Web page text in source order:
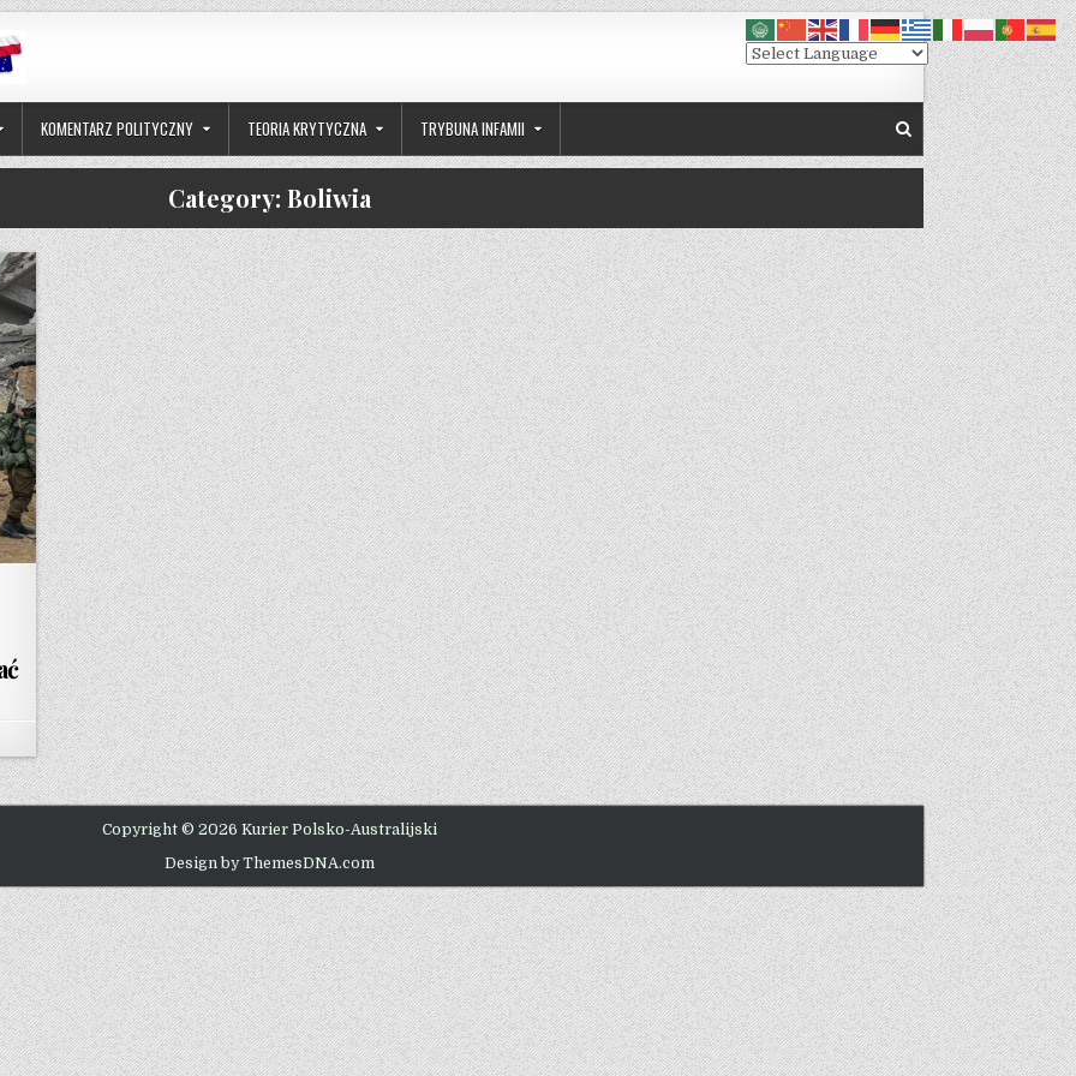
KOMENTARZ POLITYCZNY TEORIA KRYTYCZNA TRYBUNA INFAMII
Category: Boliwia
Copyright © 2026 Kurier Polsko-Australijski
Design by ThemesDNA.com